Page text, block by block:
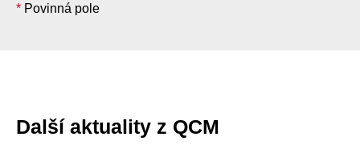
* Povinná pole
Další aktuality z QCM